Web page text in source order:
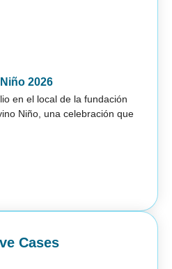
2026
en el local de la fundación
Niño, una celebración que
Cases